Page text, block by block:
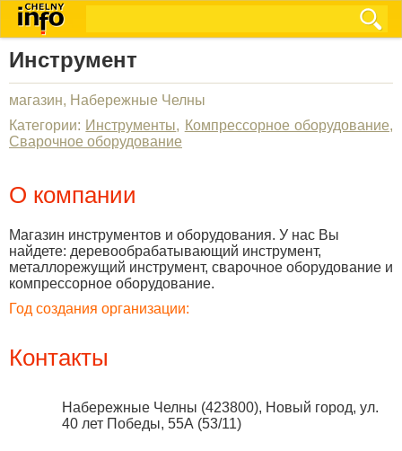
Инструмент
магазин, Набережные Челны
Категории: Инструменты, Компрессорное оборудование,
Сварочное оборудование
О компании
Магазин инструментов и оборудования. У нас Вы
найдете: деревообрабатывающий инструмент,
металлорежущий инструмент, сварочное оборудование и
компрессорное оборудование.
Год создания организации:
Контакты
Набережные Челны (423800), Новый город, ул.
40 лет Победы, 55А (53/11)